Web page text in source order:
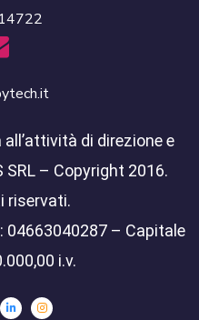
di direzione e
– Copyright 2016.
riservati.
04663040287 – Capitale
i.v.